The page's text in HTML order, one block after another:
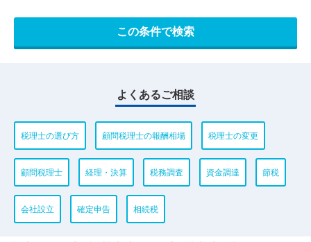
よくあるご相談
税理士の選び方 顧問税理士の報酬相場 税理士の変更
顧問税理士 経理・決算 税務調査 資金調達 節税
会社設立 確定申告 相続税